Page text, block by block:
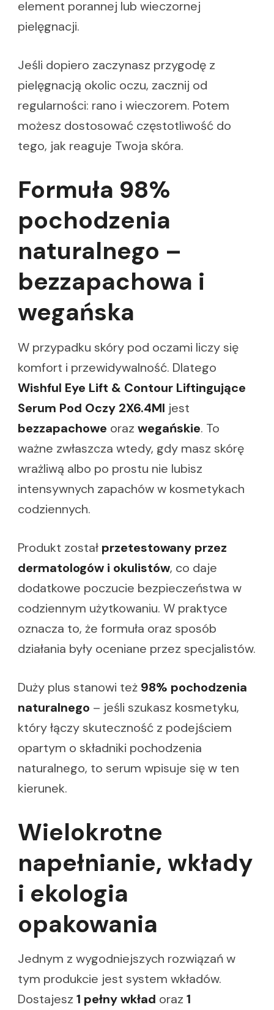
element porannej lub wieczornej
pielęgnacji.
Jeśli dopiero zaczynasz przygodę z
pielęgnacją okolic oczu, zacznij od
regularności: rano i wieczorem. Potem
możesz dostosować częstotliwość do
tego, jak reaguje Twoja skóra.
Formuła 98%
pochodzenia
naturalnego –
bezzapachowa i
wegańska
W przypadku skóry pod oczami liczy się
komfort i przewidywalność. Dlatego
Wishful Eye Lift & Contour Liftingujące
Serum Pod Oczy 2X6.4Ml jest
bezzapachowe oraz wegańskie. To
ważne zwłaszcza wtedy, gdy masz skórę
wrażliwą albo po prostu nie lubisz
intensywnych zapachów w kosmetykach
codziennych.
Produkt został przetestowany przez
dermatologów i okulistów, co daje
dodatkowe poczucie bezpieczeństwa w
codziennym użytkowaniu. W praktyce
oznacza to, że formuła oraz sposób
działania były oceniane przez specjalistów.
Duży plus stanowi też 98% pochodzenia
naturalnego – jeśli szukasz kosmetyku,
który łączy skuteczność z podejściem
opartym o składniki pochodzenia
naturalnego, to serum wpisuje się w ten
kierunek.
Wielokrotne
napełnianie, wkłady
i ekologia
opakowania
Jednym z wygodniejszych rozwiązań w
tym produkcie jest system wkładów.
Dostajesz 1 pełny wkład oraz 1